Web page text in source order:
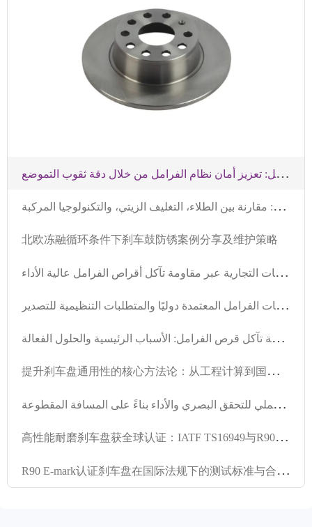
ت
حليل أخطاء تركيب أقراص الفرامل: تعزيز أمان نظام الفرامل من خلال دقة ثقوب التموضع
ث
لاثة أساليب وقاية من الصدأ للقرص الكبح: مقارنة بين الطلاء، التغليف الزيتي، والتكنولوجيا المركبة
北欧冻融循环条件下刹车鼓防锈案例分享及维护策略
ت
عزيز أداء نظام الفرامل في المركبات التجارية عبر مقاومة تآكل أقراص الفرامل عالية الأداء
م
عايير تقنية حاسمة لملحقات الفرامل المعتمدة دوليًا والمتطلبات التنظيمية للتصدير
م
شكلة صوت الفرامل وسرعة تآكل قرص الفرامل: الأسباب الرئيسية والحلول الفعالة
提
升刹车盘通用性的核心方法论：从工程计算到国际法规合规的完整路径
ك
يف تُحدد حالة تآكل بطانات الفرامل بشكل علمي؟ دليل عملي للتحقق البصري والأداء بناءً على المسافة المقطوعة
高
性能耐磨刹车盘获全球认证：IATF TS16949与R90 E-mark深度解析
R
90 E-mark认证刹车盘在国际法规下的测试标准与合规性分析